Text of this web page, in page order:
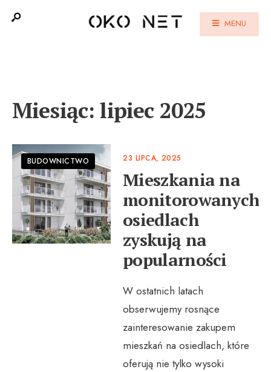
MENU
Miesiąc:lipiec 2025
BUDOWNICTWO 23 LIPCA, 2025
Mieszkania na
monitorowanych
osiedlach
zyskują na
popularności
W ostatnich latach
obserwujemy rosnące
zainteresowanie zakupem
mieszkań na osiedlach, które
oferują nie tylko wysoki